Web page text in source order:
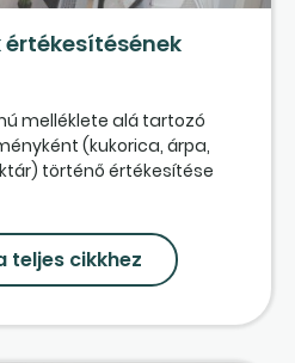
melléklete alá tartozó
(kukorica, árpa,
történő értékesítése
teljes cikkhez